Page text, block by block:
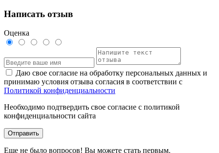
Написать отзыв
Оценка
Даю свое согласие на обработку персональных данных и
принимаю условия отзыва согласия в соответствии с
Политикой конфиденциальности
Необходимо подтвердить свое согласие с политикой
конфиденциальности сайта
Отправить
Еще не было вопросов! Вы можете стать первым.